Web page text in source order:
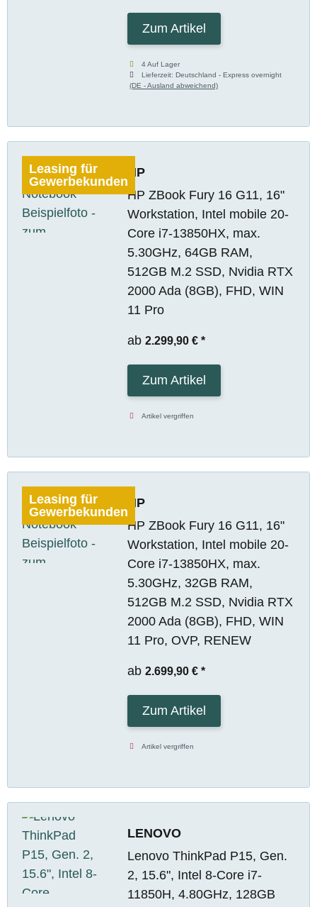
Zum Artikel
4 Auf Lager
Lieferzeit:Deutschland - Express overnight
(DE - Ausland abweichend)
Leasing für
Gewerbekunden
HP
HP ZBook Fury 16 G11, 16"
Workstation, Intel mobile 20-
Core i7-13850HX, max.
5.30GHz, 64GB RAM,
512GB M.2 SSD, Nvidia RTX
2000 Ada (8GB), FHD, WIN
11 Pro
ab 2.299,90 € *
Zum Artikel
Artikel vergriffen
Leasing für
Gewerbekunden
HP
HP ZBook Fury 16 G11, 16"
Workstation, Intel mobile 20-
Core i7-13850HX, max.
5.30GHz, 32GB RAM,
512GB M.2 SSD, Nvidia RTX
2000 Ada (8GB), FHD, WIN
11 Pro, OVP, RENEW
ab 2.699,90 € *
Zum Artikel
Artikel vergriffen
LENOVO
Lenovo ThinkPad P15, Gen.
2, 15.6", Intel 8-Core i7-
11850H, 4.80GHz, 128GB